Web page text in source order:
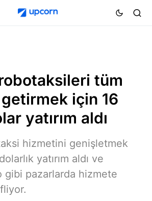
tüm
için 16
yatırım aldı
hizmetini genişletmek
yatırım aldı ve
gibi pazarlarda hizmete